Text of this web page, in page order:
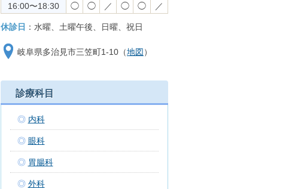
16:00〜18:30
◯ ◯ ／ ◯ ◯ ／
休診日 ：水曜、土曜午後、日曜、祝日
岐阜県多治見市三笠町1-10（地図 ）
診療科目
内科
眼科
胃腸科
外科